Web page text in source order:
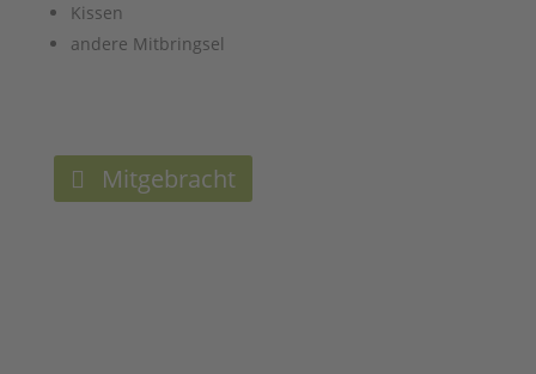
Kissen
andere Mitbringsel
Mitgebracht